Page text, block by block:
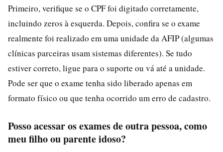
Primeiro, verifique se o CPF foi digitado corretamente,
incluindo zeros à esquerda. Depois, confira se o exame
realmente foi realizado em uma unidade da AFIP (algumas
clínicas parceiras usam sistemas diferentes). Se tudo
estiver correto, ligue para o suporte ou vá até a unidade.
Pode ser que o exame tenha sido liberado apenas em
formato físico ou que tenha ocorrido um erro de cadastro.
Posso acessar os exames de outra pessoa, como
meu filho ou parente idoso?